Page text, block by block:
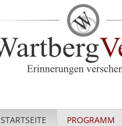
STARTSEITE PROGRAMM